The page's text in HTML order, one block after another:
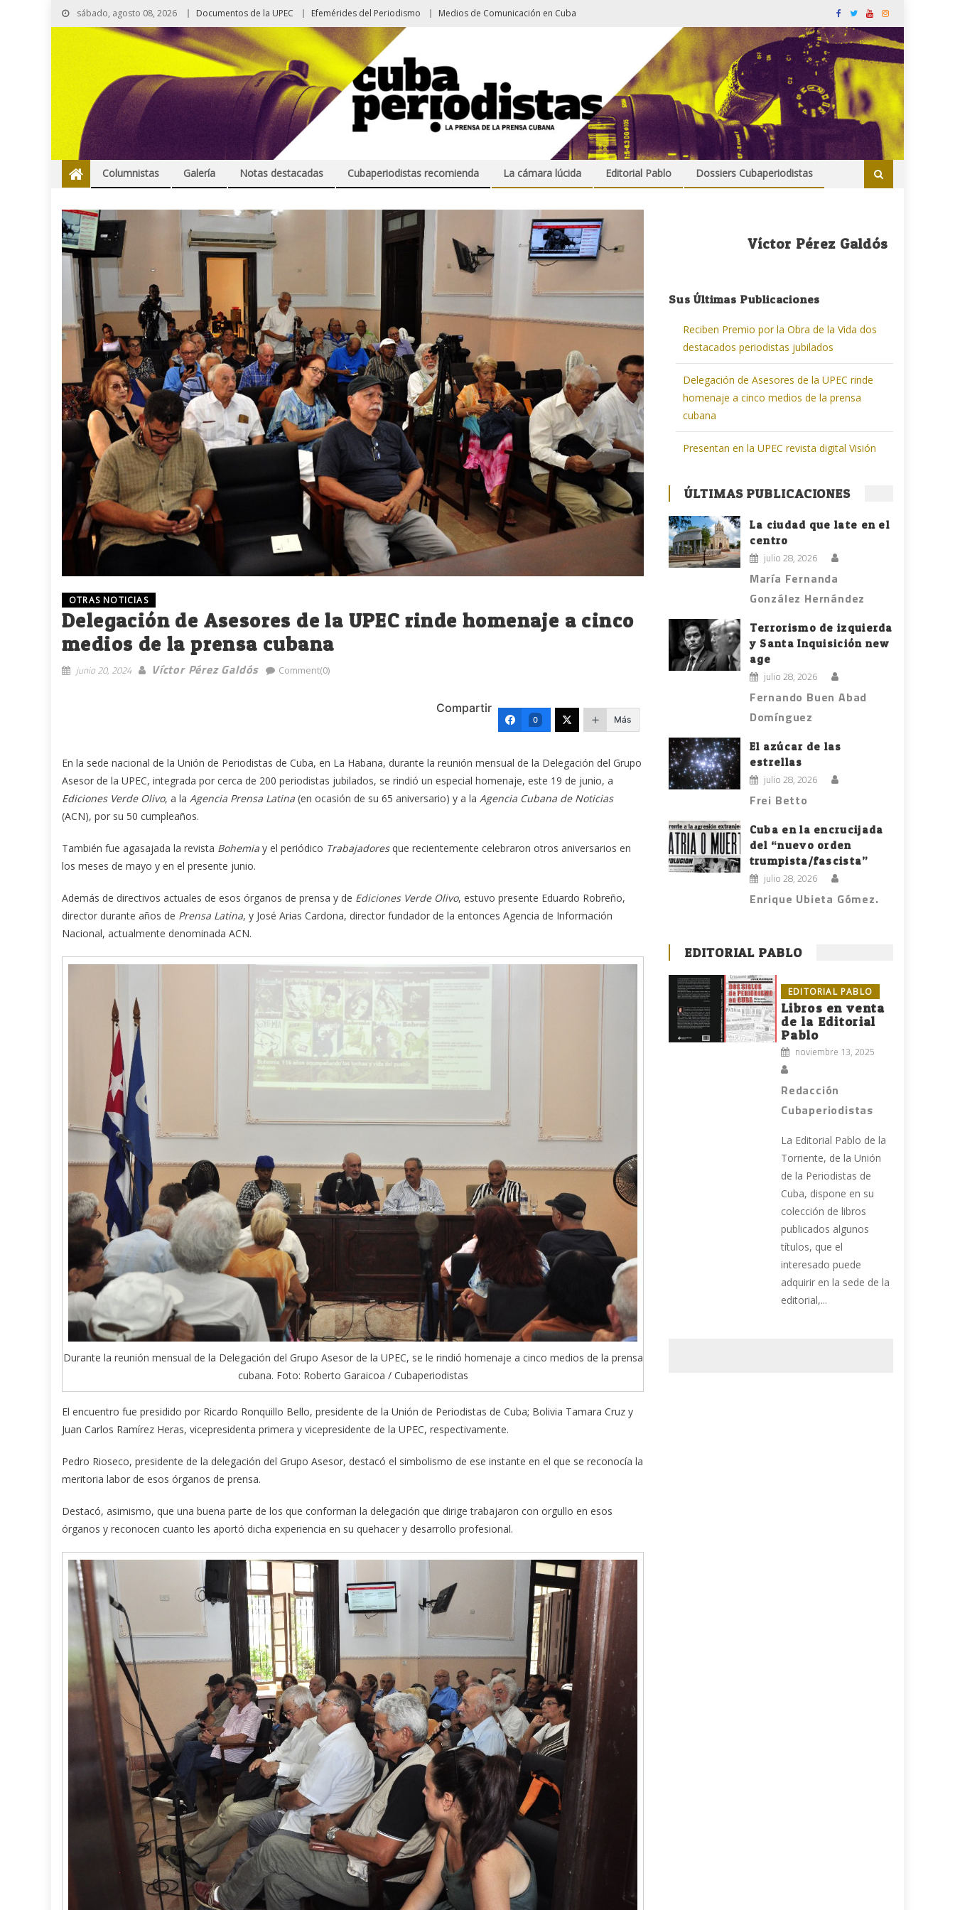
sábado, agosto 08, 2026 Documentos de la UPEC Efemérides del Periodismo Medios de Comunicación en Cuba
Columnistas Galería Notas destacadas Cubaperiodistas recomienda La cámara lúcida Editorial Pablo Dossiers Cubaperiodistas
OTRAS NOTICIAS
Delegación de Asesores de la UPEC rinde homenaje a cinco
medios de la prensa cubana
junio 20, 2024 Víctor Pérez Galdós Comment(0)
Compartir
0 Más
En la sede nacional de la Unión de Periodistas de Cuba, en La Habana, durante la reunión mensual de la Delegación del Grupo
Asesor de la UPEC, integrada por cerca de 200 periodistas jubilados, se rindió un especial homenaje, este 19 de junio, a
Ediciones Verde Olivo, a la Agencia Prensa Latina (en ocasión de su 65 aniversario) y a la Agencia Cubana de Noticias
(ACN), por su 50 cumpleaños.
También fue agasajada la revista Bohemia y el periódico Trabajadoresque recientemente celebraron otros aniversarios en
los meses de mayo y en el presente junio.
Además de directivos actuales de esos órganos de prensa y de Ediciones Verde Olivo, estuvo presente Eduardo Robreño,
director durante años de Prensa Latina, y José Arias Cardona, director fundador de la entonces Agencia de Información
Nacional, actualmente denominada ACN.
Durante la reunión mensual de la Delegación del Grupo Asesor de la UPEC, se le rindió homenaje a cinco medios de la prensa
cubana. Foto: Roberto Garaicoa / Cubaperiodistas
El encuentro fue presidido por Ricardo Ronquillo Bello, presidente de la Unión de Periodistas de Cuba; Bolivia Tamara Cruz y
Juan Carlos Ramírez Heras, vicepresidenta primera y vicepresidente de la UPEC, respectivamente.
Pedro Rioseco, presidente de la delegación del Grupo Asesor, destacó el simbolismo de ese instante en el que se reconocía la
meritoria labor de esos órganos de prensa.
Destacó, asimismo, que una buena parte de los que conforman la delegación que dirige trabajaron con orgullo en esos
órganos y reconocen cuanto les aportó dicha experiencia en su quehacer y desarrollo profesional.
Víctor Pérez Galdós
Sus Últimas Publicaciones
Reciben Premio por la Obra de la Vida dos
destacados periodistas jubilados
Delegación de Asesores de la UPEC rinde
homenaje a cinco medios de la prensa
cubana
Presentan en la UPEC revista digital Visión
ÚLTIMAS PUBLICACIONES
La ciudad que late en el
centro
julio 28, 2026
María Fernanda
González Hernández
Terrorismo de izquierda
y Santa Inquisición new
age
julio 28, 2026
Fernando Buen Abad
Domínguez
El azúcar de las
estrellas
julio 28, 2026
Frei Betto
Cuba en la encrucijada
del “nuevo orden
trumpista/fascista”
julio 28, 2026
Enrique Ubieta Gómez.
EDITORIAL PABLO
EDITORIAL PABLO
Libros en venta
de la Editorial
Pablo
noviembre 13, 2025
Redacción
Cubaperiodistas
La Editorial Pablo de la
Torriente, de la Unión
de la Periodistas de
Cuba, dispone en su
colección de libros
publicados algunos
títulos, que el
interesado puede
adquirir en la sede de la
editorial,...